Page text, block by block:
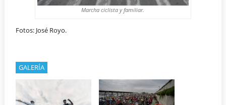
Marcha ciclista y familiar.
Fotos: José Royo.